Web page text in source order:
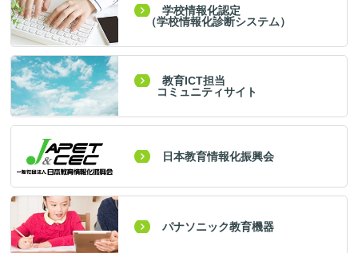
学校情報化認定
（学校情報化診断システム）
教育ICT担当
コミュニティサイト
日本教育情報化振興会
パナソニック教育機器